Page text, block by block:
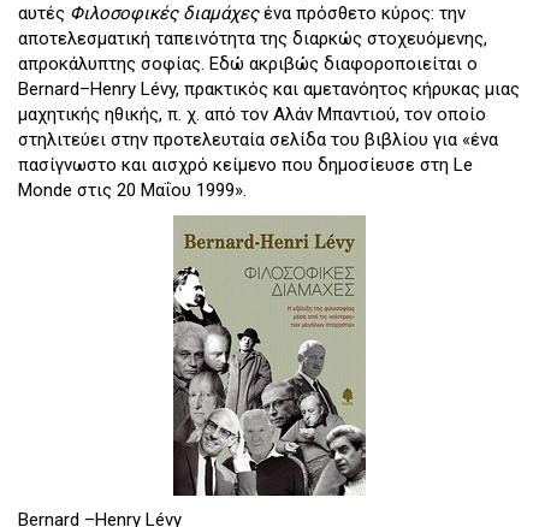
αυτές Φιλοσοφικές διαμάχεςένα πρόσθετο κύρος: την
αποτελεσματική ταπεινότητα της διαρκώς στοχευόμενης,
απροκάλυπτης σοφίας. Εδώ ακριβώς διαφοροποιείται ο
Bernard–Henry Lévy, πρακτικός και αμετανόητος κήρυκας μιας
μαχητικής ηθικής, π. χ. από τον Αλάν Μπαντιού, τον οποίο
στηλιτεύει στην προτελευταία σελίδα του βιβλίου για «ένα
πασίγνωστο και αισχρό κείμενο που δημοσίευσε στη Le
Monde στις 20 Μαΐου 1999».
Bernard –Henry Lévy